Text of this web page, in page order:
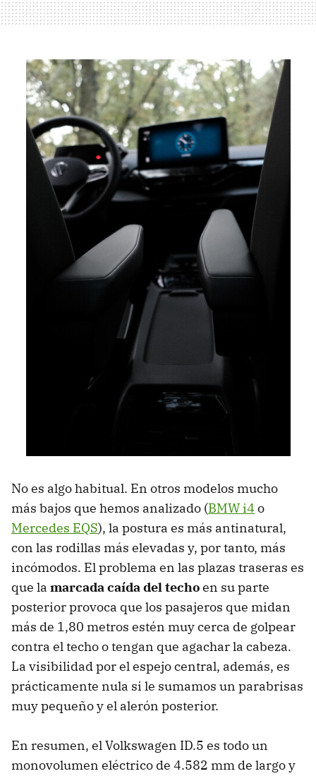
No es algo habitual. En otros modelos mucho
más bajos que hemos analizado (BMW i4 o
Mercedes EQS), la postura es más antinatural,
con las rodillas más elevadas y, por tanto, más
incómodos. El problema en las plazas traseras es
que la marcada caída del techoen su parte
posterior provoca que los pasajeros que midan
más de 1,80 metros estén muy cerca de golpear
contra el techo o tengan que agachar la cabeza.
La visibilidad por el espejo central, además, es
prácticamente nula si le sumamos un parabrisas
muy pequeño y el alerón posterior.
En resumen, el Volkswagen ID.5 es todo un
monovolumen eléctrico de 4.582 mm de largo y